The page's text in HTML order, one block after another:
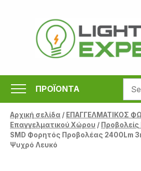
περιεχόμενο
ΠΡΟΪΟΝΤΑ
Αρχική σελίδα/ ΕΠΑΓΓΕΛΜΑΤΙΚΟΣ
Επαγγελματικού Χώρου /
SMD Φορητός Προβολέας 2400Lm
Ψυχρό Λευκό